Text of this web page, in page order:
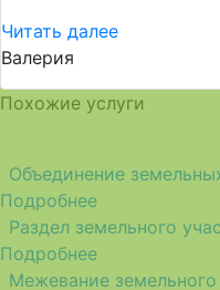
Читать далее
Валерия
Похожие услуги
Объединение
Подробнее
Раздел земельного
Подробнее
Межевание